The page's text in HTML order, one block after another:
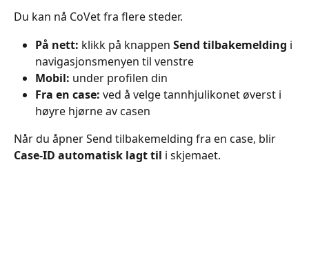
Du kan nå CoVet fra flere steder.
På nett: klikk på knappen Send tilbakemelding i
navigasjonsmenyen til venstre
Mobil: under profilen din
Fra en case: ved å velge tannhjulikonet øverst i
høyre hjørne av casen
Når du åpner Send tilbakemelding fra en case, blir
Case-ID automatisk lagt til i skjemaet.